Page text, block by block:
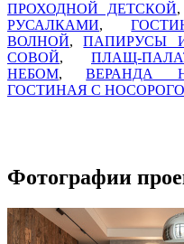
ПРОХОДНОЙ ДЕТСКОЙ,
РУСАЛКАМИ,
ВОЛНОЙ,ПАПИРУСЫ
СОВОЙ, ПЛАЩ-
НЕБОМ,ВЕРАНДА
ГОСТИНАЯ С
Фотографии